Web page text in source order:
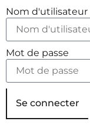
Nom d'utilisateur
Mot de passe
Se connecter